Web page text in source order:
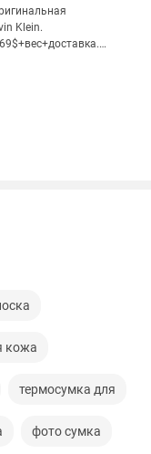
Klein.
кожа
термосумка для
фото сумка